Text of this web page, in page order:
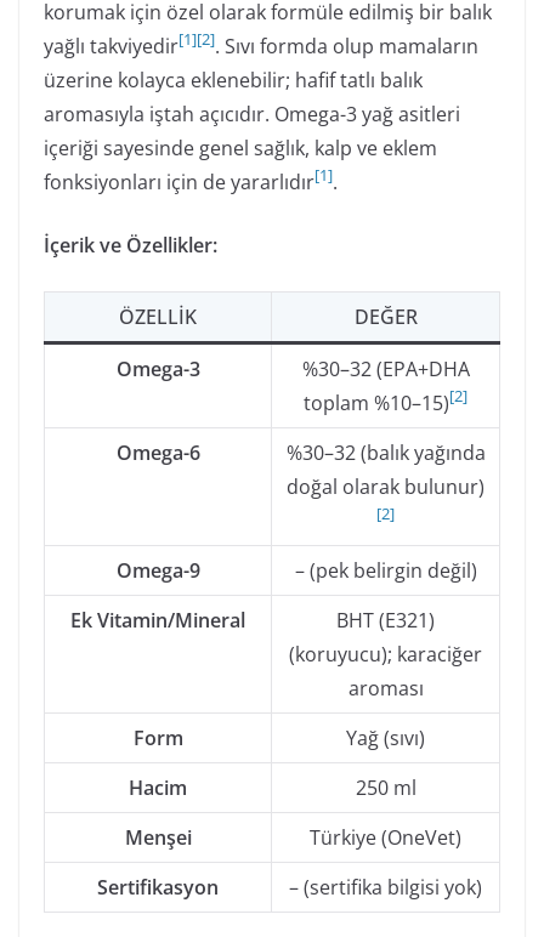
korumak için özel olarak formüle edilmiş bir balık
yağlı takviyedir[1][2]. Sıvı formda olup mamaların
üzerine kolayca eklenebilir; hafif tatlı balık
aromasıyla iştah açıcıdır. Omega-3 yağ asitleri
içeriği sayesinde genel sağlık, kalp ve eklem
fonksiyonları için de yararlıdır[1].
İçerik ve Özellikler:
ÖZELLIK
DEĞER
Omega-3
%30–32 (EPA+DHA
toplam %10–15)[2]
Omega-6
%30–32 (balık yağında
doğal olarak bulunur)
[2]
Omega-9
– (pek belirgin değil)
Ek Vitamin/Mineral
BHT (E321)
(koruyucu); karaciğer
aroması
Form
Yağ (sıvı)
Hacim
250 ml
Menşei
Türkiye (OneVet)
Sertifikasyon
– (sertifika bilgisi yok)